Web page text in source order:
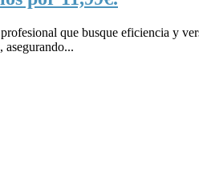
que busque eficiencia y
asegurando...